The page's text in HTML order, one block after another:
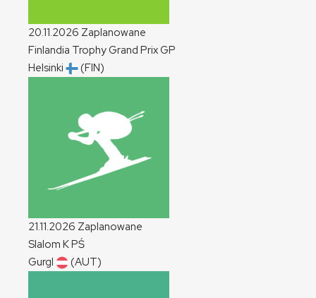
20.11.2026 Zaplanowane
Finlandia Trophy Grand PrixGP
Helsinki
(FIN)
21.11.2026 Zaplanowane
Slalom KPŚ
Gurgl
(AUT)